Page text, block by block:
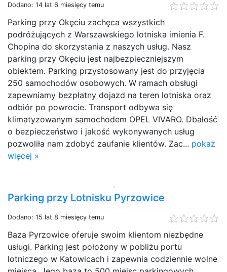
Dodano: 14 lat 6 miesięcy temu
Parking przy Okęciu zachęca wszystkich
podróżujących z Warszawskiego lotniska imienia F.
Chopina do skorzystania z naszych usług. Nasz
parking przy Okęciu jest najbezpieczniejszym
obiektem. Parking przystosowany jest do przyjęcia
250 samochodów osobowych. W ramach obsługi
zapewniamy bezpłatny dojazd na teren lotniska oraz
odbiór po powrocie. Transport odbywa się
klimatyzowanym samochodem OPEL VIVARO. Dbałość
o bezpieczeństwo i jakość wykonywanych usług
pozwoliła nam zdobyć zaufanie klientów. Zac... pokaż
więcej »
Parking przy Lotnisku Pyrzowice
Dodano: 15 lat 8 miesięcy temu
Baza Pyrzowice oferuje swoim klientom niezbędne
usługi. Parking jest położony w pobliżu portu
lotniczego w Katowicach i zapewnia codziennie wolne